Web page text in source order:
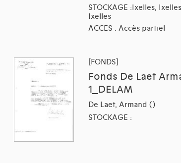
STOCKAGE :Ixelles,
Ixelles
ACCES : Accès partiel
[FONDS]
Fonds De Laet
1_DELAM
De Laet, Armand ()
STOCKAGE :